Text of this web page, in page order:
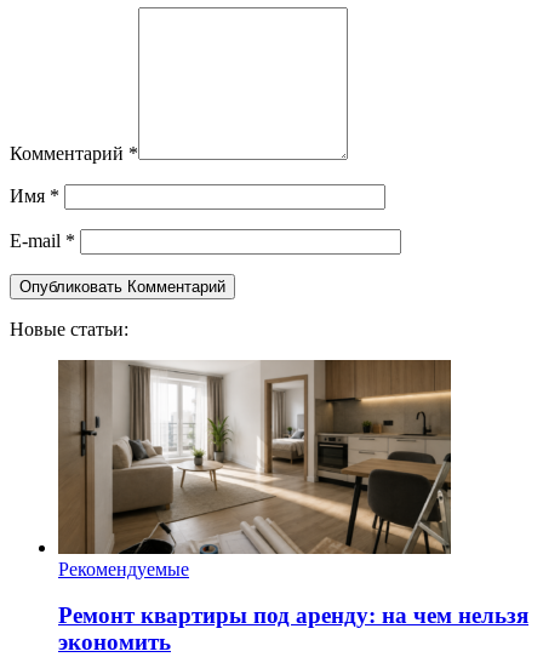
Комментарий *
Имя *
E-mail *
Новые статьи:
Рекомендуемые
Ремонт квартиры под аренду: на чем нельзя
экономить